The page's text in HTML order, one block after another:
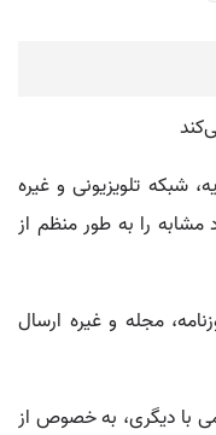
تلویزیونی و غیره
مشابه را به طور منظم از
مجله و غیره ارسال
با دیگری، به خصوص از